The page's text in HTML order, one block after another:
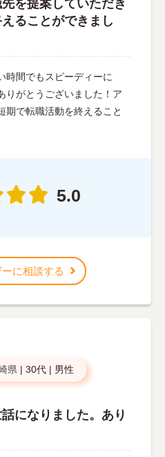
を提案していただき
ることができまし
時間でもスピーディーに
りがとうございました！ア
期で転職活動を終えること
5.0
に相談する
県 | 30代 | 男性
になりました。あり